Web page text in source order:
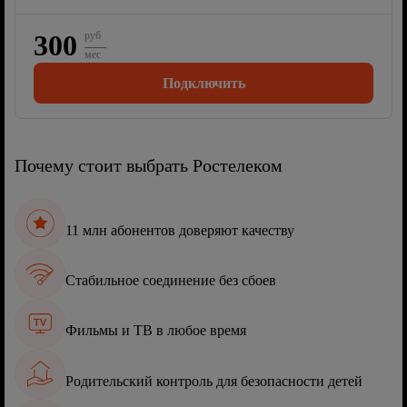
300
руб
мес
Подключить
Почему стоит выбрать Ростелеком
11 млн абонентов доверяют качеству
Стабильное соединение без сбоев
Фильмы и ТВ в любое время
Родительский контроль для безопасности детей